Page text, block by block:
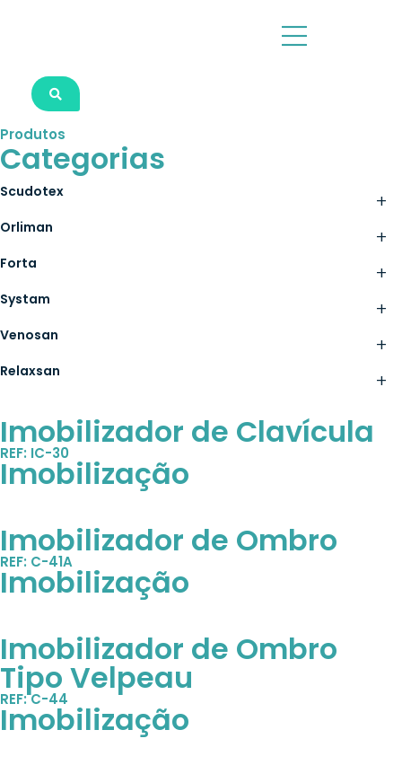
Produtos
Categorias
+
Scudotex
+
Orliman
+
Forta
+
Systam
+
Venosan
+
Relaxsan
Imobilizador de Clavícula
REF: IC-30
Imobilização
Imobilizador de Ombro
REF: C-41A
Imobilização
Imobilizador de Ombro
Tipo Velpeau
REF: C-44
Imobilização